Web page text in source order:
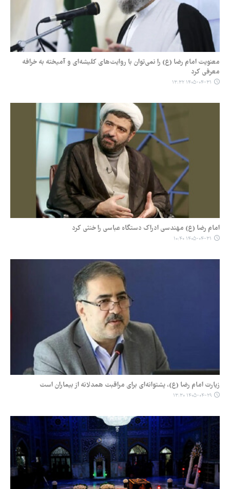
معنویت امام رضا (ع) را نمی‌توان با روایت‌های کلیشه‌ای و آمیخته به خرافه
معرفی کرد
۱۴۰۵-۰۴-۳۱ ۱۳:۳۲
امام رضا (ع) مهندسی ادراک دستگاه عباسی را خنثی کرد
۱۴۰۵-۰۴-۳۱ ۱۰:۴۰
زیارت امام رضا (ع)، پشتوانه‌ای برای مراقبت همدلانه از بیماران است
۱۴۰۵-۰۴-۲۹ ۱۳:۳۰